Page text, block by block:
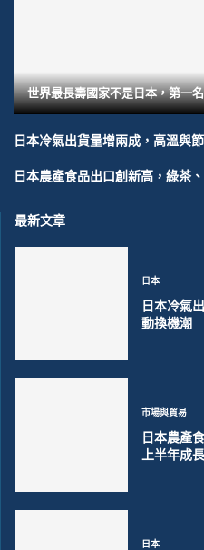
世界最長壽國家不是日本，第一
日本冷氣出貨量增兩成，高溫與
日本農產食品出口創新高，綠茶
最新文章
日本
日本冷氣
動換機潮
市場與貿易
日本農產
上半年成
日本